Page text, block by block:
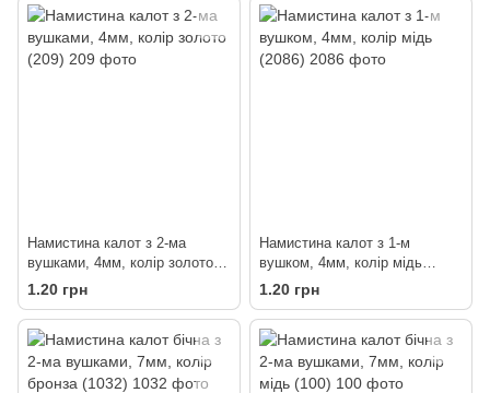
Намистина калот з 2-ма
вушками, 4мм, колір золото
(209)
1.20 грн
Намистина калот з 1-м
вушком, 4мм, колір мідь
(2086)
1.20 грн